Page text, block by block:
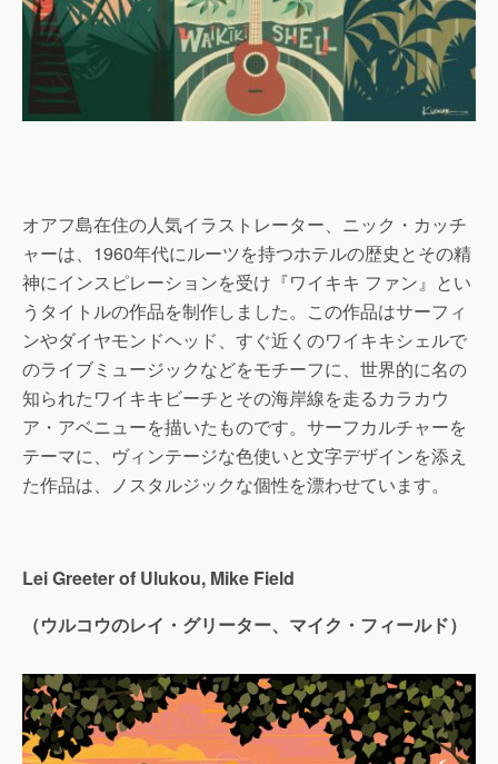
オアフ島在住の人気イラストレーター、ニック・カッチ
ャーは、1960年代にルーツを持つホテルの歴史とその精
神にインスピレーションを受け『ワイキキ ファン』とい
うタイトルの作品を制作しました。この作品はサーフィ
ンやダイヤモンドヘッド、すぐ近くのワイキキシェルで
のライブミュージックなどをモチーフに、世界的に名の
知られたワイキキビーチとその海岸線を走るカラカウ
ア・アベニューを描いたものです。サーフカルチャーを
テーマに、ヴィンテージな色使いと文字デザインを添え
た作品は、ノスタルジックな個性を漂わせています。
Lei Greeter of Ulukou, Mike Field
（ウルコウのレイ・グリーター、マイク・フィールド）